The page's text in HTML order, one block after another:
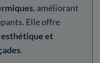
, améliorant
Elle offre
et
.